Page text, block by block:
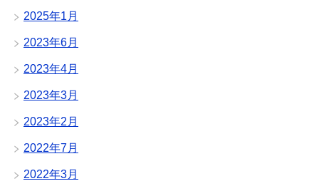
2025年1月
2023年6月
2023年4月
2023年3月
2023年2月
2022年7月
2022年3月